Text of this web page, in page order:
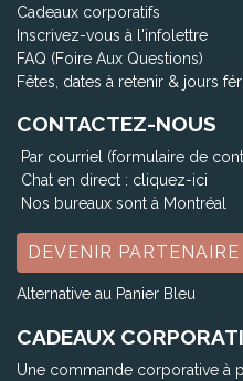
Cadeaux corporatifs
Inscrivez-vous à l'infolettre
FAQ (Foire Aux Questions)
Fêtes, dates à retenir & jours
CONTACTEZ-NOUS
Par courriel (formulaire de
Chat en direct : cliquez-ici
Nos bureaux sont à Montréal
DEVENIR PARTENAIRE
Alternative au Panier Bleu
CADEAUX
Une commande corporative à